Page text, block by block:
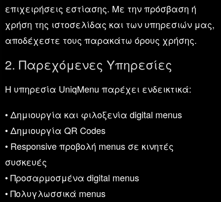
επιχειρήσεις εστίασης. Με την πρόσβαση ή
χρήση της ιστοσελίδας και των υπηρεσιών μας,
αποδέχεστε τους παρακάτω όρους χρήσης.
2. Παρεχόμενες Υπηρεσίες
Η υπηρεσία UniqMenu παρέχει ενδεικτικά:
• Δημιουργία και φιλοξενία digital menus
• Δημιουργία QR Codes
• Responsive προβολή menus σε κινητές
συσκευές
• Προσαρμοσμένα digital menus
• Πολυγλωσσικά menus